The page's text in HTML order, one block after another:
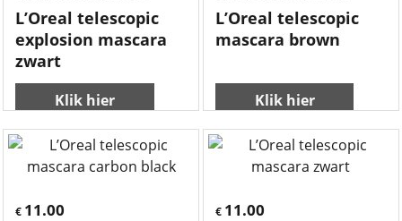
L’Oreal telescopic
explosion mascara
zwart
Klik hier
L’Oreal telescopic
mascara brown
Klik hier
€ 11.00 € 11.00